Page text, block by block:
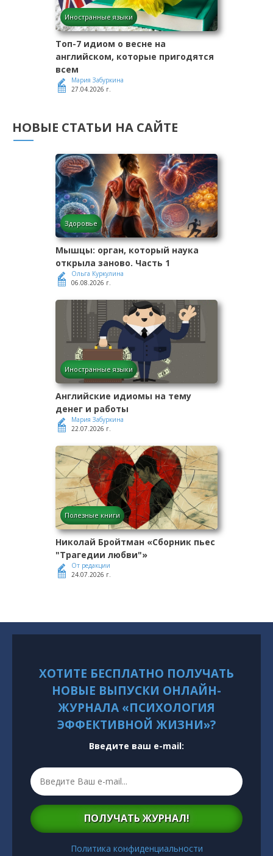
Иностранные языки
Топ-7 идиом о весне на
английском, которые пригодятся
всем
Мария Забуркина
27.04.2026 г.
НОВЫЕ СТАТЬИ НА САЙТЕ
Здоровье
Мышцы: орган, который наука
открыла заново. Часть 1
Ольга Куркулина
06.08.2026 г.
Иностранные языки
Английские идиомы на тему
денег и работы
Мария Забуркина
22.07.2026 г.
Полезные книги
Николай Бройтман «Сборник пьес
"Трагедии любви"»
От редакции
24.07.2026 г.
ХОТИТЕ БЕСПЛАТНО ПОЛУЧАТЬ
НОВЫЕ ВЫПУСКИ ОНЛАЙН-
ЖУРНАЛА «ПСИХОЛОГИЯ
ЭФФЕКТИВНОЙ ЖИЗНИ»?
Введите ваш e-mail:
ПОЛУЧАТЬ ЖУРНАЛ!
Политика конфиденциальности